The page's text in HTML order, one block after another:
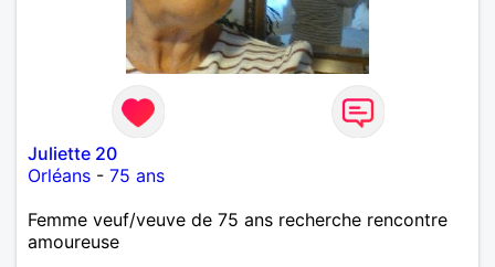
Juliette 20
Orléans - 75 ans
Femme veuf/veuve de 75 ans recherche rencontre
amoureuse